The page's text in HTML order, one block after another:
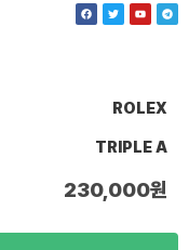
F
a
c
T
w
i
Y
o
u
T
e
l
ROLEX
TRIPLE A
230,000원